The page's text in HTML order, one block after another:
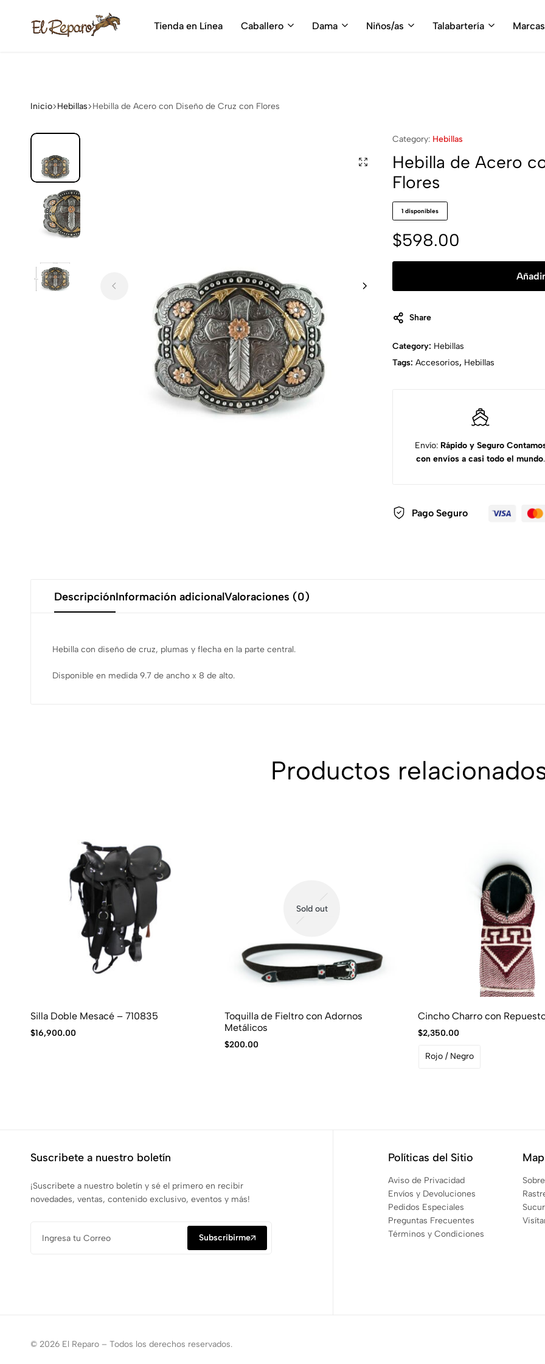
de
Tienda en Línea Caballero Dama Niños/as Talabartería Marcas
Inicio Hebillas Hebilla de Acero con Diseño de Cruz con Flores
Category: Hebillas
Hebilla de Acero
Flores
1 disponibles
$598.00
Share
Category: Hebillas
Tags: Accesorios, Hebillas
Envío: Rápido y Seguro
con envíos a casi todo el mundo.
Pago Seguro
DescripciónInformación adicionalValoraciones (0)
Hebilla con diseño de cruz, plumas y flecha en la parte central.
Disponible en medida 9.7 de ancho x 8 de alto.
Productos
Silla Doble Mesacé – 710835
$16,900.00
Sold out
Toquilla de Fieltro con Adornos
Metálicos
$200.00
Cincho Charro con
$2,350.00
Rojo / Negro
Suscribete a nuestro boletín
¡Suscribete a nuestro boletín y sé el primero en recibir
novedades, ventas, contenido exclusivo, eventos y más!
Subscribirme
Políticas del Sitio
Aviso de Privacidad
Envíos y Devoluciones
Pedidos Especiales
Preguntas Frecuentes
Términos y Condiciones
© 2026 El Reparo – Todos los derechos reservados.